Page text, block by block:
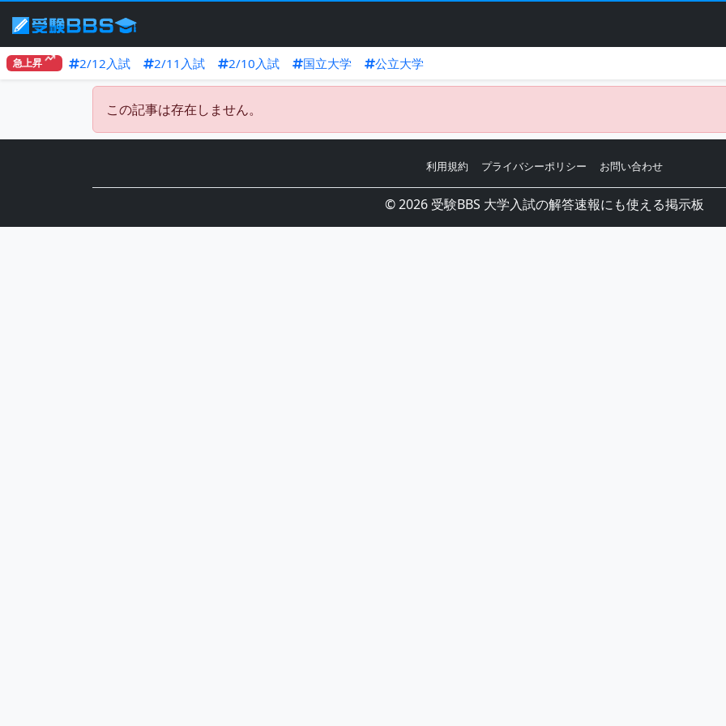
急上昇 2/12入試 2/11入試 2/10入試 国立大学 公立大学
この記事は存在しません。
利用規約 プライバシーポリシー お問い合わせ
© 2026 受験BBS 大学入試の解答速報にも使える掲示板